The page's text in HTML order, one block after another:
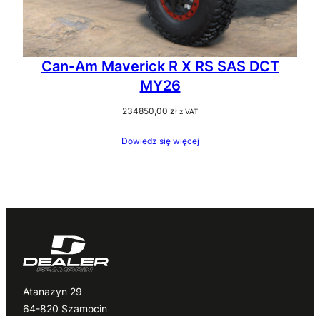
Can-Am Maverick R X RS SAS DCT
MY26
234850,00 zł z VAT
Dowiedz się więcej
Atanazyn 29
64-820 Szamocin